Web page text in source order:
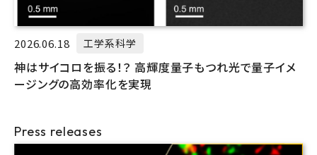
2026.06.18 工学系科学
神はサイコロを振る！？ 高輝度量子もつれ光で量子イメ
ージングの高効率化を実現
Press releases